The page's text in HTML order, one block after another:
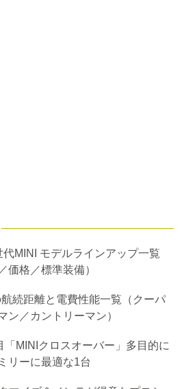
MINI モデルラインアップ一覧
価格／標準装備）
続距離と電費性能一覧（クーパ
ン／カントリーマン）
「MINIクロスオーバー」多目的に
リーに最適な1台